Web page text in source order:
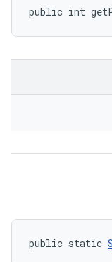
public int
public static